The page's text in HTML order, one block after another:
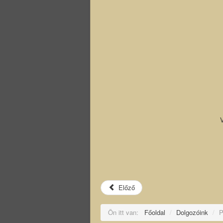
Előző
Ön itt van: Főoldal / Dolgozóink /